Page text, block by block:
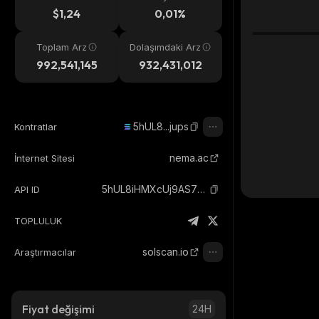
$1,24 0,01%
Toplam Arz
992,541,145
Dolaşımdaki Arz
932,431,012
Kontratlar 5hUL8...jups
İnternet Sitesi nema.ac
API ID 5hUL8iHMXcUj9AS7yBErJmmTXyRvbdwwUqbtB2udjups_solana
TOPLULUK
Araştırmacılar solscan.io
Fiyat değişimi 24H